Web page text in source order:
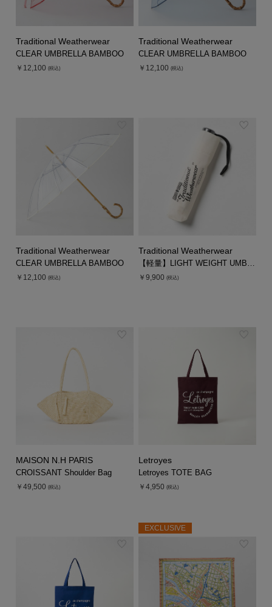
Traditional Weatherwear
CLEAR UMBRELLA BAMBOO
￥12,100 (税込)
Traditional Weatherwear
CLEAR UMBRELLA BAMBOO
￥12,100 (税込)
Traditional Weatherwear
CLEAR UMBRELLA BAMBOO
￥12,100 (税込)
Traditional Weatherwear
【軽量】LIGHT WEIGHT UMBRELLA
￥9,900 (税込)
MAISON N.H PARIS
CROISSANT Shoulder Bag
￥49,500 (税込)
Letroyes
Letroyes TOTE BAG
￥4,950 (税込)
EXCLUSIVE